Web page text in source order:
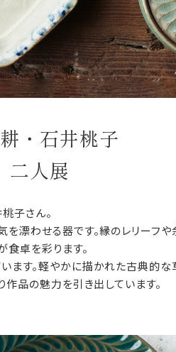
・石井桃子
二人展
子さん。
漂わせる器です。縁のレリーフ
食卓を彩ります。
ます。軽やかに描かれた古典的
作品の魅力を引き出しています。